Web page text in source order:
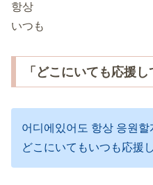
항상
いつも
「どこにいても応援
어디에있어도 항상 응원할
どこにいてもいつも応援